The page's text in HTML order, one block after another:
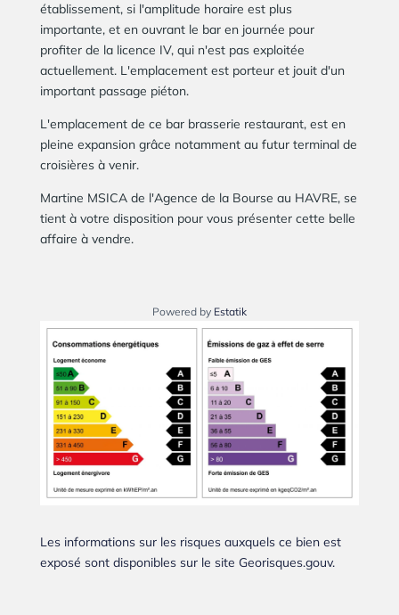
établissement, si l'amplitude horaire est plus
importante, et en ouvrant le bar en journée pour
profiter de la licence IV, qui n'est pas exploitée
actuellement. L'emplacement est porteur et jouit d'un
important passage piéton.
L'emplacement de ce bar brasserie restaurant, est en
pleine expansion grâce notamment au futur terminal de
croisières à venir.
Martine MSICA de l'Agence de la Bourse au HAVRE, se
tient à votre disposition pour vous présenter cette belle
affaire à vendre.
Powered by Estatik
Les informations sur les risques auxquels ce bien est
exposé sont disponibles sur le site Georisques.gouv.